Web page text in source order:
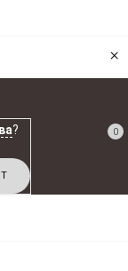
×
? 0